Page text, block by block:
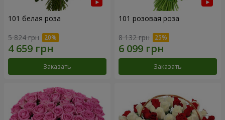
101 белая роза
5 824 грн
Заказать
101 розовая роза
8 132 грн
Заказать